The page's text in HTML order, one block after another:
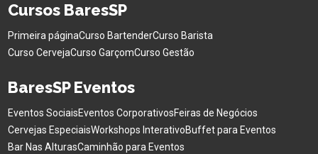
Cursos BaresSP
Primeira páginaCurso BartenderCurso Barista
Curso CervejaCurso GarçomCurso Gestão
BaresSP Eventos
Eventos SociaisEventos CorporativosFeiras de Negócios
Cervejas EspeciaisWorkshops InterativoBuffet para Eventos
Bar Nas AlturasCaminhão para Eventos